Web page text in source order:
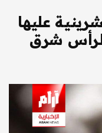
عليها
الرأس شرق